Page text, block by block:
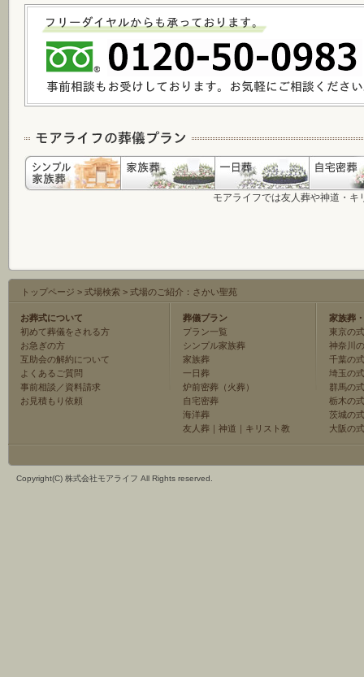
モアライフでは友人葬や神道・
トップページ > 式場検索 > 式場のご紹介：さかい聖苑
お葬式について
初めて葬儀をされる方
お急ぎの方
互助会の解約について
よくあるご質問
事前相談／資料請求
お見積もり依頼
葬儀プラン
プラン一覧
シンプル家族葬
家族葬
一日葬
炉前密葬（火葬）
自宅密葬
海洋葬
友人葬 ｜ 神道 ｜ キリスト教
家族葬
東京の
神奈川
千葉の
埼玉の
群馬の
栃木の
茨城の
大阪の
Copyright(C) 株式会社モアライフ All Rights reserved.